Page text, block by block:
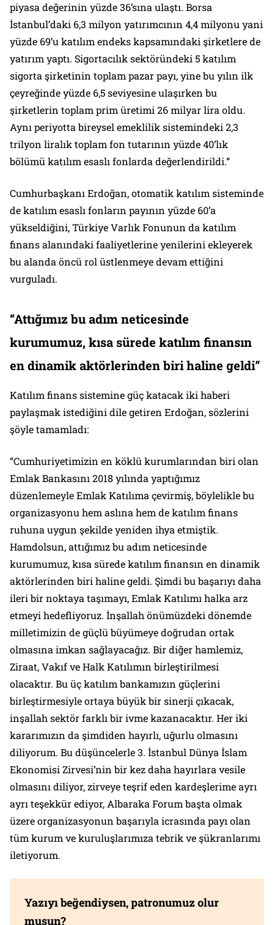
piyasa değerinin yüzde 36’sına ulaştı. Borsa
İstanbul’daki 6,3 milyon yatırımcının 4,4 milyonu yani
yüzde 69’u katılım endeks kapsamındaki şirketlere de
yatırım yaptı. Sigortacılık sektöründeki 5 katılım
sigorta şirketinin toplam pazar payı, yine bu yılın ilk
çeyreğinde yüzde 6,5 seviyesine ulaşırken bu
şirketlerin toplam prim üretimi 26 milyar lira oldu.
Aynı periyotta bireysel emeklilik sistemindeki 2,3
trilyon liralık toplam fon tutarının yüzde 40’lık
bölümü katılım esaslı fonlarda değerlendirildi.”
Cumhurbaşkanı Erdoğan, otomatik katılım sisteminde
de katılım esaslı fonların payının yüzde 60’a
yükseldiğini, Türkiye Varlık Fonunun da katılım
finans alanındaki faaliyetlerine yenilerini ekleyerek
bu alanda öncü rol üstlenmeye devam ettiğini
vurguladı.
“Attığımız bu adım neticesinde
kurumumuz, kısa sürede katılım finansın
en dinamik aktörlerinden biri haline geldi”
Katılım finans sistemine güç katacak iki haberi
paylaşmak istediğini dile getiren Erdoğan, sözlerini
şöyle tamamladı:
“Cumhuriyetimizin en köklü kurumlarından biri olan
Emlak Bankasını 2018 yılında yaptığımız
düzenlemeyle Emlak Katılıma çevirmiş, böylelikle bu
organizasyonu hem aslına hem de katılım finans
ruhuna uygun şekilde yeniden ihya etmiştik.
Hamdolsun, attığımız bu adım neticesinde
kurumumuz, kısa sürede katılım finansın en dinamik
aktörlerinden biri haline geldi. Şimdi bu başarıyı daha
ileri bir noktaya taşımayı, Emlak Katılımı halka arz
etmeyi hedefliyoruz. İnşallah önümüzdeki dönemde
milletimizin de güçlü büyümeye doğrudan ortak
olmasına imkan sağlayacağız. Bir diğer hamlemiz,
Ziraat, Vakıf ve Halk Katılımın birleştirilmesi
olacaktır. Bu üç katılım bankamızın güçlerini
birleştirmesiyle ortaya büyük bir sinerji çıkacak,
inşallah sektör farklı bir ivme kazanacaktır. Her iki
kararımızın da şimdiden hayırlı, uğurlu olmasını
diliyorum. Bu düşüncelerle 3. İstanbul Dünya İslam
Ekonomisi Zirvesi’nin bir kez daha hayırlara vesile
olmasını diliyor, zirveye teşrif eden kardeşlerime ayrı
ayrı teşekkür ediyor, Albaraka Forum başta olmak
üzere organizasyonun başarıyla icrasında payı olan
tüm kurum ve kuruluşlarımıza tebrik ve şükranlarımı
iletiyorum.
Yazıyı beğendiysen, patronumuz olur
musun?